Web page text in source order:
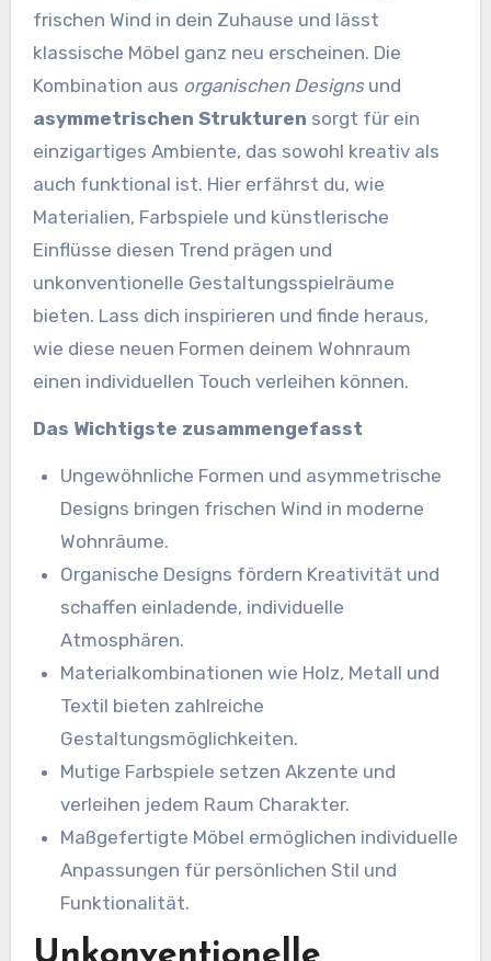
frischen Wind in dein Zuhause und lässt
klassische Möbel ganz neu erscheinen. Die
Kombination aus organischen Designsund
asymmetrischen Strukturen sorgt für ein
einzigartiges Ambiente, das sowohl kreativ als
auch funktional ist. Hier erfährst du, wie
Materialien, Farbspiele und künstlerische
Einflüsse diesen Trend prägen und
unkonventionelle Gestaltungsspielräume
bieten. Lass dich inspirieren und finde heraus,
wie diese neuen Formen deinem Wohnraum
einen individuellen Touch verleihen können.
Das Wichtigste zusammengefasst
Ungewöhnliche Formen und asymmetrische
Designs bringen frischen Wind in moderne
Wohnräume.
Organische Designs fördern Kreativität und
schaffen einladende, individuelle
Atmosphären.
Materialkombinationen wie Holz, Metall und
Textil bieten zahlreiche
Gestaltungsmöglichkeiten.
Mutige Farbspiele setzen Akzente und
verleihen jedem Raum Charakter.
Maßgefertigte Möbel ermöglichen individuelle
Anpassungen für persönlichen Stil und
Funktionalität.